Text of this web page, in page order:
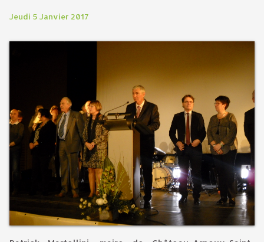
Jeudi 5 Janvier 2017